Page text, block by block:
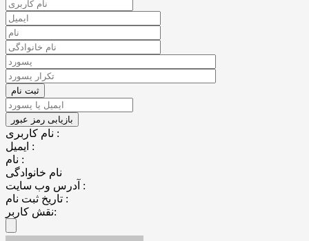
نام کاربری :
ایمیل :
نام :
نام خانوادگی
آدرس وب سایت :
تاریخ ثبت نام :
نقش کاربر: